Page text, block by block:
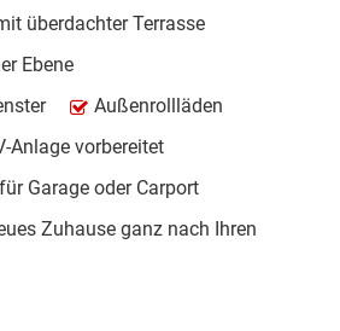
überdachter Terrasse
Ebene
Außenrollläden
Anlage vorbereitet
Garage oder Carport
Zuhause ganz nach Ihren